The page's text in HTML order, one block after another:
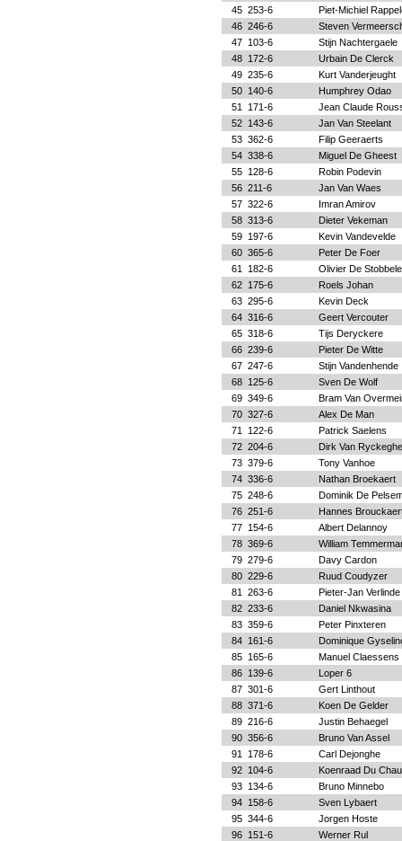
45 253-6
Piet-Michiel
46 246-6
Steven
47 103-6
Stijn Nachtergaele
48 172-6
Urbain De Clerck
49 235-6
Kurt Vanderjeught
50 140-6
Humphrey Odao
51
171-6
Jean Claude
52 143-6
Jan Van Steelant
53 362-6
Filip Geeraerts
54 338-6
Miguel De Gheest
55 128-6
Robin Podevin
56 211-6
Jan Van Waes
57 322-6
Imran Amirov
58 313-6
Dieter Vekeman
59 197-6
Kevin Vandevelde
60 365-6
Peter De Foer
61
182-6
Olivier De
62 175-6
Roels Johan
63 295-6
Kevin Deck
64 316-6
Geert Vercouter
65 318-6
Tijs Deryckere
66 239-6
Pieter De Witte
67 247-6
Stijn Vandenhende
68 125-6
Sven De Wolf
69 349-6
Bram Van
70 327-6
Alex De Man
71
122-6
Patrick Saelens
72 204-6
Dirk Van
73 379-6
Tony Vanhoe
74 336-6
Nathan Broekaert
75 248-6
Dominik De
76 251-6
Hannes
77 154-6
Albert Delannoy
78 369-6
William
79 279-6
Davy Cardon
80 229-6
Ruud Coudyzer
81
263-6
Pieter-Jan Verlinde
82 233-6
Daniel Nkwasina
83 359-6
Peter Pinxteren
84 161-6
Dominique
85 165-6
Manuel Claessens
86 139-6
Loper 6
87 301-6
Gert Linthout
88 371-6
Koen De Gelder
89 216-6
Justin Behaegel
90 356-6
Bruno Van Assel
91
178-6
Carl Dejonghe
92 104-6
Koenraad Du Chau
93 134-6
Bruno Minnebo
94 158-6
Sven Lybaert
95 344-6
Jorgen Hoste
96 151-6
Werner Rul